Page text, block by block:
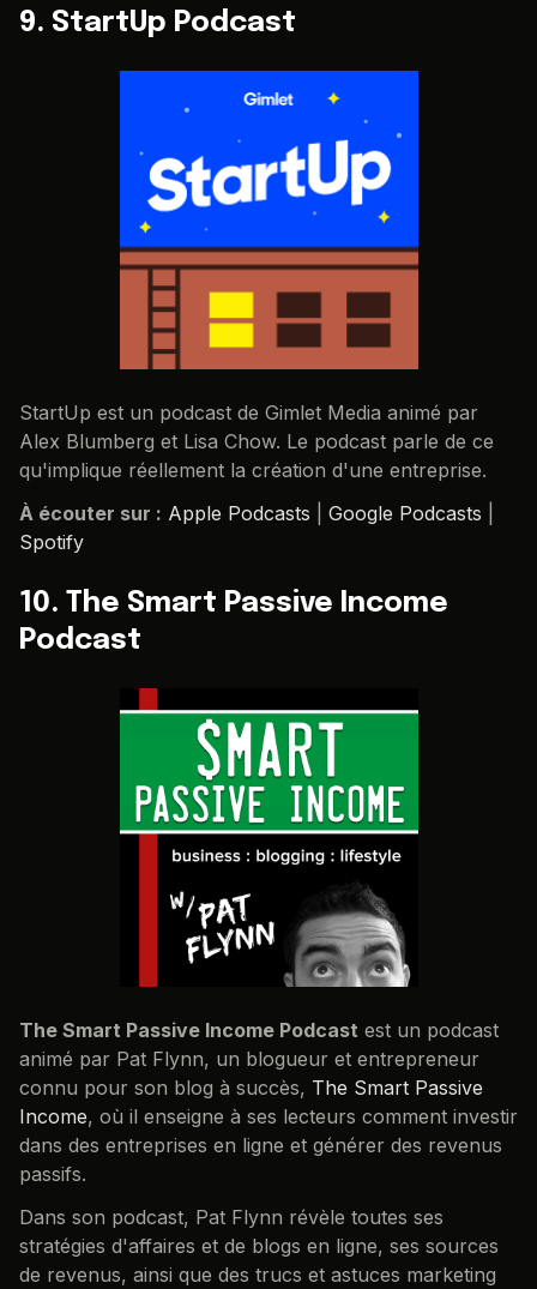
9. StartUp Podcast
StartUp est un podcast de Gimlet Media animé par
Alex Blumberg et Lisa Chow. Le podcast parle de ce
qu'implique réellement la création d'une entreprise.
À écouter sur : Apple Podcasts Google Podcasts
Spotify
10. The Smart Passive Income
Podcast
The Smart Passive Income Podcast est un podcast
animé par Pat Flynn, un blogueur et entrepreneur
connu pour son blog à succès, The Smart Passive
Income, où il enseigne à ses lecteurs comment investir
dans des entreprises en ligne et générer des revenus
passifs.
Dans son podcast, Pat Flynn révèle toutes ses
stratégies d'affaires et de blogs en ligne, ses sources
de revenus, ainsi que des trucs et astuces marketing